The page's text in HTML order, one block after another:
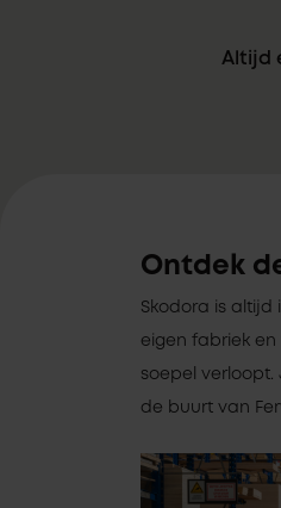
Altijd
Ontdek
Skodora is altijd
eigen fabriek en
soepel verloopt.
de buurt van